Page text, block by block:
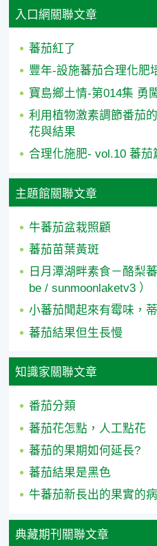
入口網關聯文章
蕃茄紅了
豐年-設施蕃茄合理化肥
寶島鄉土情-第014集 勇
利用植物激素調節番茄
花與結果
合理化施肥- vol.10 蕃茄
主題館關聯文章
牛蕃茄盆栽照顧
蕃茄苗葉黃斑
日月潭湖畔素食－酪梨
be / sunmoonlaketv3 ）
小蕃茄聞起來有霉味，
蕃茄結果但生長慢
知識家關聯文章
番茄分類
蕃茄花怎點，人工點花
蕃茄的果期如何延長?
蕃茄結果是黑色
牛蕃茄新長出的果實的
典藏期刊關聯文章